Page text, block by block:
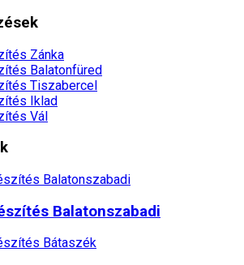
Zánka
Balatonfüred
Tiszabercel
Iklad
Vál
Balatonszabadi